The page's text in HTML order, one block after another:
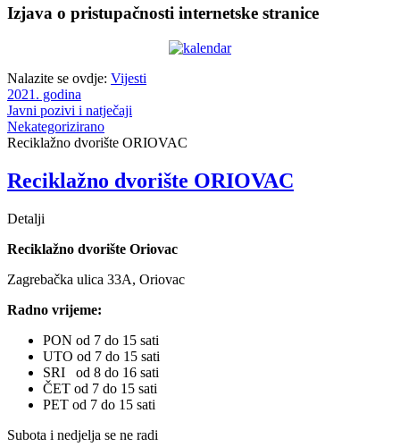
Izjava o pristupačnosti internetske stranice
Nalazite se ovdje: Vijesti
2021. godina
Javni pozivi i natječaji
Nekategorizirano
Reciklažno dvorište ORIOVAC
Reciklažno dvorište ORIOVAC
Detalji
Reciklažno dvorište Oriovac
Zagrebačka ulica 33A, Oriovac
Radno vrijeme:
PON od 7 do 15 sati
UTO od 7 do 15 sati
SRI od 8 do 16 sati
ČET od 7 do 15 sati
PET od 7 do 15 sati
Subota i nedjelja se ne radi